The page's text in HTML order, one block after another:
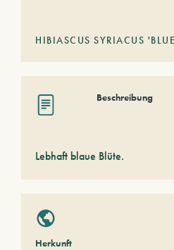
HIBIASCUS SYRIACUS
Beschreibung
Lebhaft blaue Blüte.
Herkunft